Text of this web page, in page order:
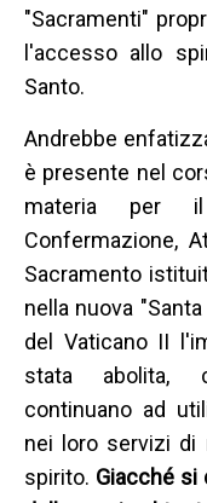
"Sacramenti"
l'accesso allo
Santo.
Andrebbe
è presente nel
materia per il
Confermazione,
Sacramento
nella nuova
del Vaticano II
stata abolita,
continuano ad
nei loro servizi di
spirito. Giacché si